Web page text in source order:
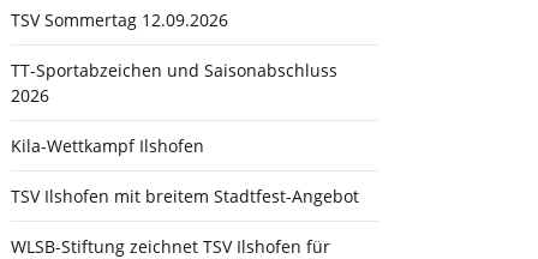
TSV Sommertag 12.09.2026
TT-Sportabzeichen und Saisonabschluss
2026
Kila-Wettkampf Ilshofen
TSV Ilshofen mit breitem Stadtfest-Angebot
WLSB-Stiftung zeichnet TSV Ilshofen für